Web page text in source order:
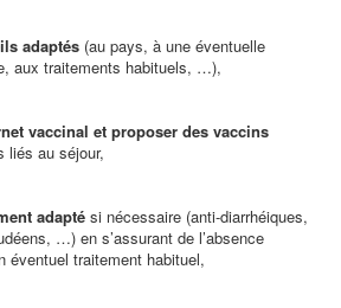
adaptés (au pays, à une éventuelle
aux traitements habituels, …),
vaccinal et proposer des vaccins
liés au séjour,
adapté si nécessaire (anti-diarrhéiques,
…) en s’assurant de l’absence
éventuel traitement habituel,